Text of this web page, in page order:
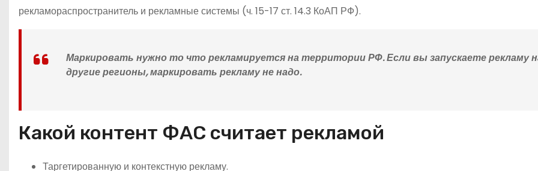
рекламораспространитель и рекламные системы (ч. 15-17 ст. 14.3 КоАП РФ).
Маркировать нужно то что рекламируется на территории РФ. Если вы запускаете рекламу
другие регионы, маркировать рекламу не надо.
Какой контент ФАС считает рекламой
Таргетированную и контекстную рекламу.